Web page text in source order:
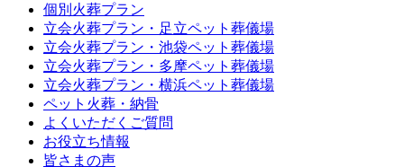
個別火葬プラン
立会火葬プラン・足立ペット葬儀場
立会火葬プラン・池袋ペット葬儀場
立会火葬プラン・多摩ペット葬儀場
立会火葬プラン・横浜ペット葬儀場
ペット火葬・納骨
よくいただくご質問
お役立ち情報
皆さまの声